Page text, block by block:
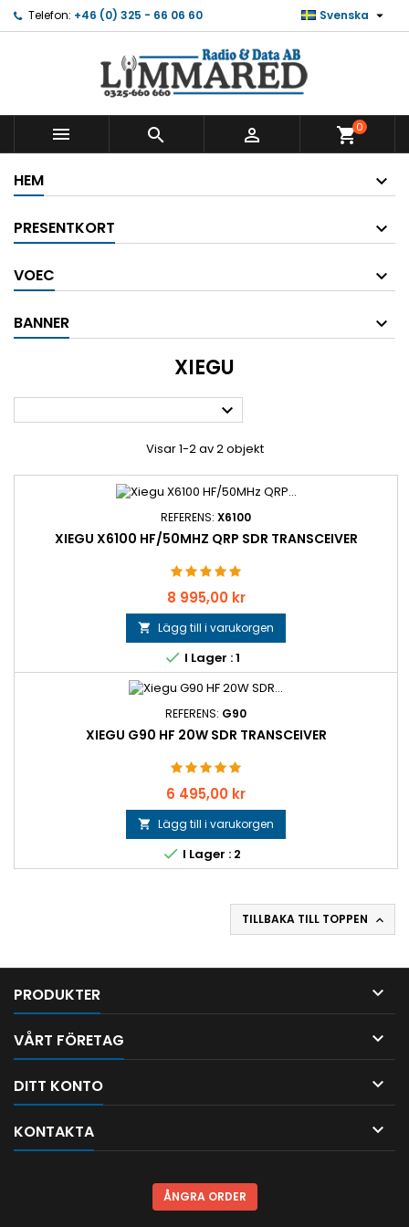
Telefon: +46 (0) 325 - 66 06 60 Svenska 
   shopping_cart0
HEM
PRESENTKORT
VOEC
BANNER
XIEGU

Visar 1-2 av 2 objekt
REFERENS: X6100
XIEGU X6100 HF/50MHZ QRP SDR TRANSCEIVER
Pris
8 995,00 kr
 Lägg till i varukorgen
 I Lager : 1
REFERENS: G90
XIEGU G90 HF 20W SDR TRANSCEIVER
Pris
6 495,00 kr
 Lägg till i varukorgen
 I Lager : 2
TILLBAKA TILL TOPPEN 
PRODUKTER 
VÅRT FÖRETAG 
DITT KONTO 
KONTAKTA 
ÅNGRA ORDER